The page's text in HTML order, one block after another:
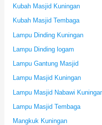
Kubah Masjid Kuningan
Kubah Masjid Tembaga
Lampu Dinding Kuningan
Lampu Dinding logam
Lampu Gantung Masjid
Lampu Masjid Kuningan
Lampu Masjid Nabawi
Lampu Masjid Tembaga
Mangkuk Kuningan